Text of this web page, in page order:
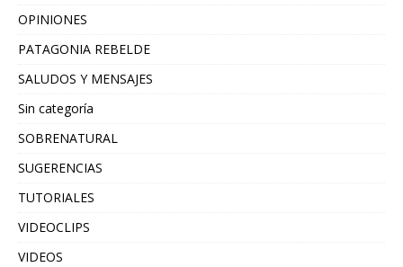
OPINIONES
PATAGONIA REBELDE
SALUDOS Y MENSAJES
Sin categoría
SOBRENATURAL
SUGERENCIAS
TUTORIALES
VIDEOCLIPS
VIDEOS